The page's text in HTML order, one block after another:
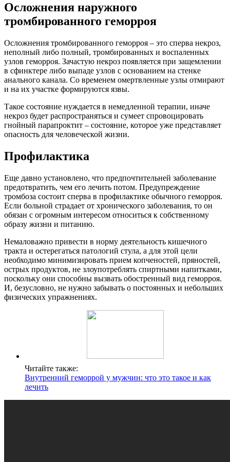
Осложнения наружного
тромбированного геморроя
Осложнения тромбированного геморроя – это сперва некроз,
неполный либо полный, тромбированных и воспаленных
узлов геморроя. Зачастую некроз появляется при защемлении
в сфинктере либо выпаде узлов с основанием на стенке
анального канала. Со временем омертвленные узлы отмирают
и на их участке формируются язвы.
Такое состояние нуждается в немедленной терапии, иначе
некроз будет распространяться и сумеет спровоцировать
гнойный парапроктит – состояние, которое уже представляет
опасность для человеческой жизни.
Профилактика
Еще давно установлено, что предпочтительней заболевание
предотвратить, чем его лечить потом. Предупреждение
тромбоза состоит сперва в профилактике обычного геморроя.
Если больной страдает от хронического заболевания, то он
обязан с огромным интересом относиться к собственному
образу жизни и питанию.
Немаловажно привести в норму деятельность кишечного
тракта и остерегаться патологий стула, а для этой цели
необходимо минимизировать прием копченостей, пряностей,
острых продуктов, не злоупотреблять спиртными напитками,
поскольку они способны вызвать обостренный вид геморроя.
И, безусловно, не нужно забывать о постоянных и небольших
физических упражнениях.
Читайте также:
Внутренний геморрой у мужчин: что это такое и как
лечить